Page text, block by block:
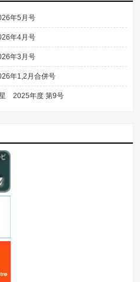
年5月号
年4月号
年3月号
年1,2月合併号
2025年度 第9号